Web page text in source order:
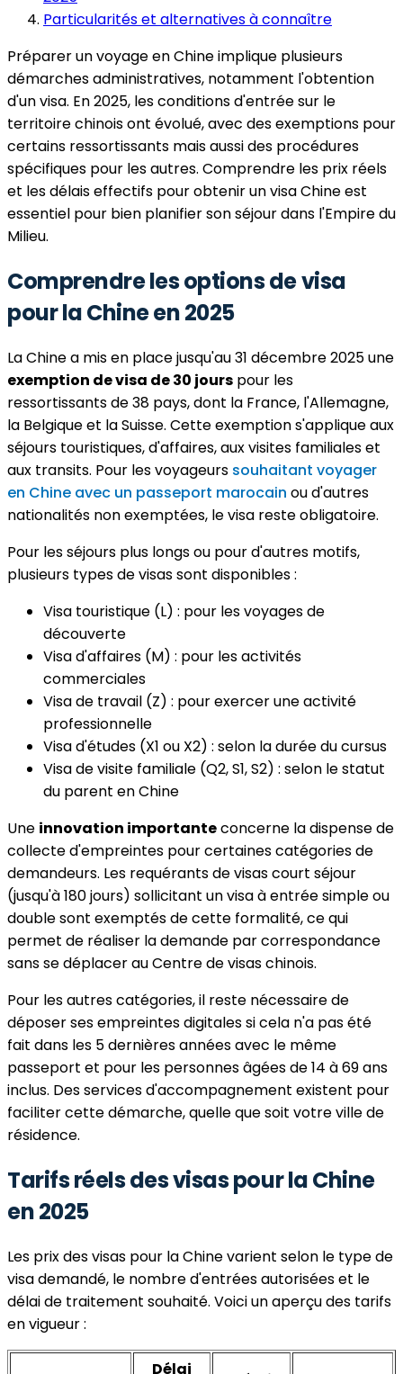
Particularités et alternatives à connaître
Préparer un voyage en Chine implique plusieurs
démarches administratives, notamment l'obtention
d'un visa. En 2025, les conditions d'entrée sur le
territoire chinois ont évolué, avec des exemptions pour
certains ressortissants mais aussi des procédures
spécifiques pour les autres. Comprendre les prix réels
et les délais effectifs pour obtenir un visa Chine est
essentiel pour bien planifier son séjour dans l'Empire du
Milieu.
Comprendre les options de visa
pour la Chine en 2025
La Chine a mis en place jusqu'au 31 décembre 2025 une
exemption de visa de 30 jours pour les
ressortissants de 38 pays, dont la France, l'Allemagne,
la Belgique et la Suisse. Cette exemption s'applique aux
séjours touristiques, d'affaires, aux visites familiales et
aux transits. Pour les voyageurs souhaitant voyager
en Chine avec un passeport marocain ou d'autres
nationalités non exemptées, le visa reste obligatoire.
Pour les séjours plus longs ou pour d'autres motifs,
plusieurs types de visas sont disponibles :
Visa touristique (L) : pour les voyages de
découverte
Visa d'affaires (M) : pour les activités
commerciales
Visa de travail (Z) : pour exercer une activité
professionnelle
Visa d'études (X1 ou X2) : selon la durée du cursus
Visa de visite familiale (Q2, S1, S2) : selon le statut
du parent en Chine
Une innovation importanteconcerne la dispense de
collecte d'empreintes pour certaines catégories de
demandeurs. Les requérants de visas court séjour
(jusqu'à 180 jours) sollicitant un visa à entrée simple ou
double sont exemptés de cette formalité, ce qui
permet de réaliser la demande par correspondance
sans se déplacer au Centre de visas chinois.
Pour les autres catégories, il reste nécessaire de
déposer ses empreintes digitales si cela n'a pas été
fait dans les 5 dernières années avec le même
passeport et pour les personnes âgées de 14 à 69 ans
inclus. Des services d'accompagnement existent pour
faciliter cette démarche, quelle que soit votre ville de
résidence.
Tarifs réels des visas pour la Chine
en 2025
Les prix des visas pour la Chine varient selon le type de
visa demandé, le nombre d'entrées autorisées et le
délai de traitement souhaité. Voici un aperçu des tarifs
en vigueur :
Délai